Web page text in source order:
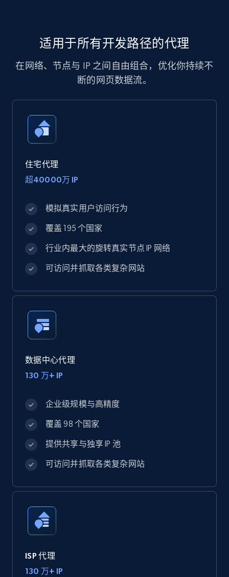
适用于所有开发路径的代理
在网络、节点与 IP 之间自由组合，优化你持续不
断的网页数据流。
住宅代理
超40000万 IP
模拟真实用户访问行为
覆盖 195 个国家
行业内最大的旋转真实节点 IP 网络
可访问并抓取各类复杂网站
数据中心代理
130 万+ IP
企业级规模与高精度
覆盖 98 个国家
提供共享与独享 IP 池
可访问并抓取各类复杂网站
ISP 代理
130 万+ IP